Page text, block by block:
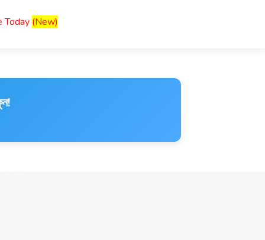
Today (New)